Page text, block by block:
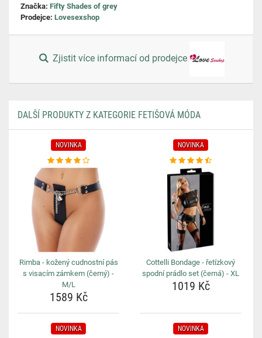
Značka: Fifty Shades of grey
Prodejce: Lovesexshop
Zjistit více informací od prodejce
DALŠÍ PRODUKTY Z KATEGORIE FETIŠOVÁ MÓDA
NOVINKA
Rimba - kožený cudnostní pás
s visacím zámkem (černý) -
M/L
1589 Kč
NOVINKA
Cottelli Bondage - řetízkový
spodní prádlo set (černá) - XL
1019 Kč
NOVINKA NOVINKA